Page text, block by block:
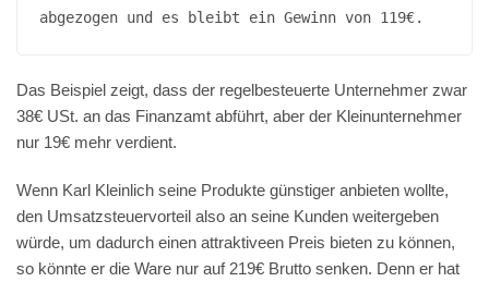
abgezogen und es bleibt ein Gewinn von 119€.
Das Beispiel zeigt, dass der regelbesteuerte Unternehmer zwar
38€ USt. an das Finanzamt abführt, aber der Kleinunternehmer
nur 19€ mehr verdient.
Wenn Karl Kleinlich seine Produkte günstiger anbieten wollte,
den Umsatzsteuervorteil also an seine Kunden weitergeben
würde, um dadurch einen attraktiveen Preis bieten zu können,
so könnte er die Ware nur auf 219€ Brutto senken. Denn er hat